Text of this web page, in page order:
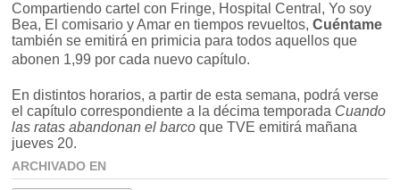
Compartiendo cartel con Fringe, Hospital Central, Yo soy
Bea, El comisario y Amar en tiempos revueltos,Cuéntame
también se emitirá en primicia para todos aquellos que
abonen 1,99 por cada nuevo capítulo.
En distintos horarios, a partir de esta semana, podrá verse
el capítulo correspondiente a la décima temporada Cuando
las ratas abandonan el barco que TVE emitirá mañana
jueves 20.
ARCHIVADO EN